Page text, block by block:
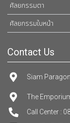
ศัลยกรรมตา
ศัลยกรรมใบหน้า
Contact Us
Siam
The
Call Center :